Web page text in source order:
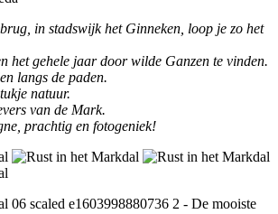
in stadswijk het Ginneken, loop je zo het
het gehele jaar door wilde Ganzen te vinden.
langs de paden.
natuur.
van de Mark.
prachtig en fotogeniek!